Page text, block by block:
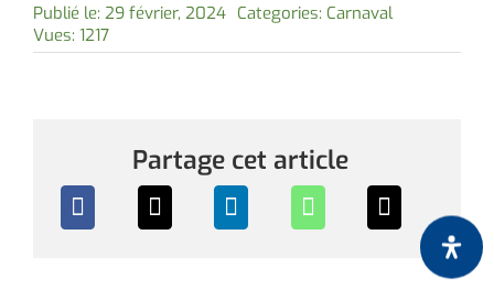
Publié le: 29 février, 2024 Categories: Carnaval
Vues: 1217
Partage cet article